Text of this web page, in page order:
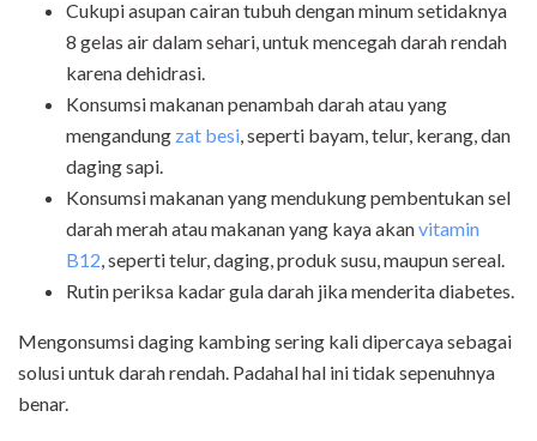
Cukupi asupan cairan tubuh dengan minum setidaknya
8 gelas air dalam sehari, untuk mencegah darah rendah
karena dehidrasi.
Konsumsi makanan penambah darah atau yang
mengandung zat besi, seperti bayam, telur, kerang, dan
daging sapi.
Konsumsi makanan yang mendukung pembentukan sel
darah merah atau makanan yang kaya akanvitamin
B12,seperti telur, daging, produk susu, maupun sereal.
Rutin periksa kadar gula darah jika menderita diabetes.
Mengonsumsi daging kambing sering kali dipercaya sebagai
solusi untuk darah rendah. Padahal hal ini tidak sepenuhnya
benar.